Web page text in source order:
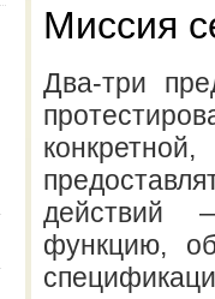
Миссия
Два-три
действий
функцию,